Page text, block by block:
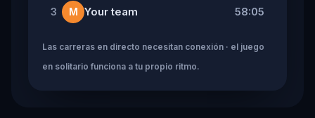
3 M Your team 58:05
Las carreras en directo necesitan conexión · el juego
en solitario funciona a tu propio ritmo.